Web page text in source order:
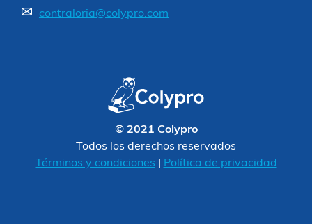
contraloria@colypro.com
© 2021 Colypro
Todos los derechos reservados
Términos y condiciones
Política de privacidad